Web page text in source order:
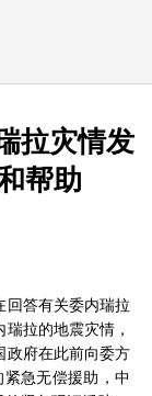
拉灾情发
帮助
回答有关委内瑞拉
拉的地震灾情，
政府在此前向委方
急无偿援助，中